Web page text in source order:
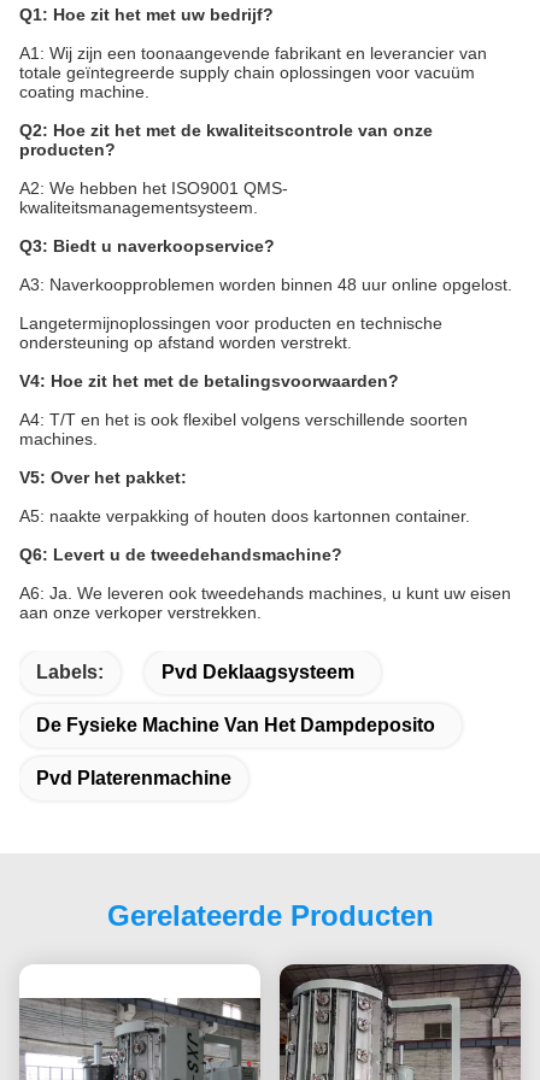
Q1: Hoe zit het met uw bedrijf?
A1: Wij zijn een toonaangevende fabrikant en leverancier van
totale geïntegreerde supply chain oplossingen voor vacuüm
coating machine.
Q2: Hoe zit het met de kwaliteitscontrole van onze
producten?
A2: We hebben het ISO9001 QMS-
kwaliteitsmanagementsysteem.
Q3: Biedt u naverkoopservice?
A3: Naverkoopproblemen worden binnen 48 uur online opgelost.
Langetermijnoplossingen voor producten en technische
ondersteuning op afstand worden verstrekt.
V4: Hoe zit het met de betalingsvoorwaarden?
A4: T/T en het is ook flexibel volgens verschillende soorten
machines.
V5: Over het pakket:
A5: naakte verpakking of houten doos kartonnen container.
Q6: Levert u de tweedehandsmachine?
A6: Ja. We leveren ook tweedehands machines, u kunt uw eisen
aan onze verkoper verstrekken.
Labels: Pvd Deklaagsysteem
De Fysieke Machine Van Het Dampdeposito
Pvd Platerenmachine
Gerelateerde Producten